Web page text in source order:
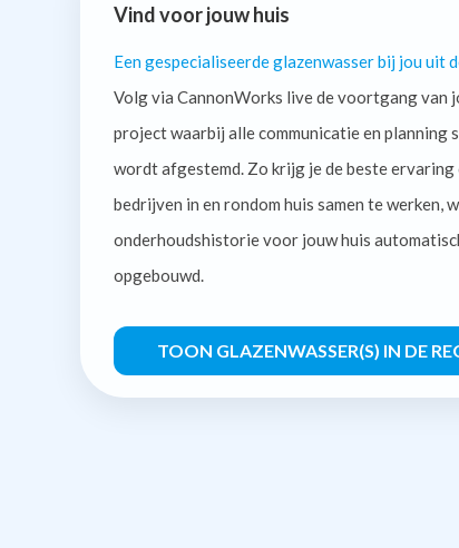
Vind voor jouw huis
Een gespecialiseerde glazenwasser bij jou uit
Volg via CannonWorks live de voortgang van
project waarbij alle communicatie en planning
wordt afgestemd. Zo krijg je de beste ervaring
bedrijven in en rondom huis samen te werken,
onderhoudshistorie voor jouw huis
opgebouwd.
TOON GLAZENWASSER(S) IN DE